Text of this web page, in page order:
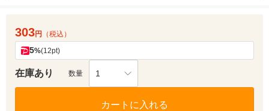
303円 （税込）
5%(12pt)
在庫あり 数量 1
カートに入れる